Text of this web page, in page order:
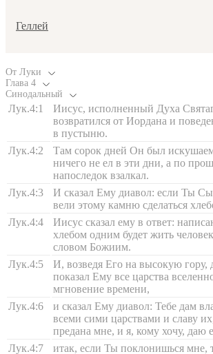
Геллей
От Луки
Глава 4
Синодальный
Лук.4:1
Иисус, исполненный Духа
возвратился от Иордана и
в пустыню.
Лук.4:2
Там сорок дней Он был
ничего не ел в эти дни, а по
напоследок взалкал.
Лук.4:3
И сказал Ему диавол: если Ты
вели этому камню сделаться
Лук.4:4
Иисус сказал ему в ответ:
хлебом одним будет жить
словом Божиим.
Лук.4:5
И, возведя Его на высокую гору,
показал Ему все царства
мгновение времени,
Лук.4:6
и сказал Ему диавол: Тебе дам
всеми сими царствами и славу
предана мне, и я, кому хочу, даю
Лук.4:7
итак, если Ты поклонишься мне,